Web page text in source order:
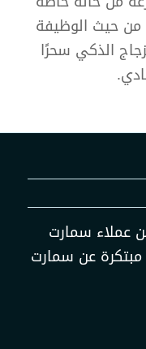
من حيث الوظيفة
الذكي سحرًا
عملاء سمارت
عن سمارت